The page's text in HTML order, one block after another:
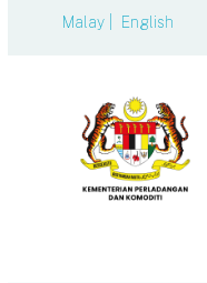
Malay | English